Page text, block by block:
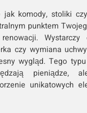
komody, stoliki czy
punktem
Wystarczy
czy wymiana
wygląd. Tego
pieniądze,
unikatowych